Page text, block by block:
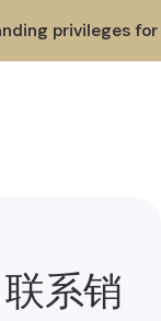
privileges
系销